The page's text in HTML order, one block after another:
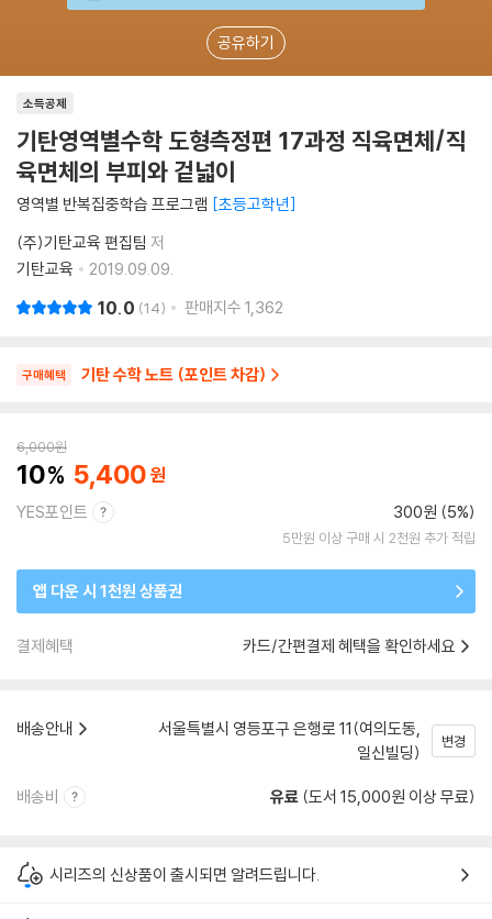
공유하기
소득공제
기탄영역별수학 도형측정편 17과정 직육면체/직
육면체의 부피와 겉넓이
영역별 반복집중학습 프로그램 초등고학년
(주)기탄교육 편집팀 저
기탄교육
2019.09.09.
10.0 14 판매지수 1,362
구매혜택 기탄 수학 노트 (포인트 차감)
6,000원
10 5,400
YES포인트 300원 (5%)
5만원 이상 구매 시 2천원 추가 적립
앱 다운 시 1천원 상품권
결제혜택 카드/간편결제 혜택을 확인하세요
배송안내
서울특별시 영등포구 은행로 11(여의도동,
일신빌딩)
변경
배송비 유료 (도서 15,000원 이상 무료)
시리즈의 신상품이 출시되면 알려드립니다.